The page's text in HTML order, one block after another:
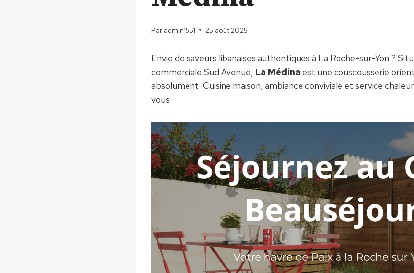
Par admin1551 25 août 2025
Envie de saveurs libanaises authentiques à La Roche-sur-Yon ?
commerciale Sud Avenue, La Médina est une couscousserie
absolument. Cuisine maison, ambiance conviviale et service
vous.